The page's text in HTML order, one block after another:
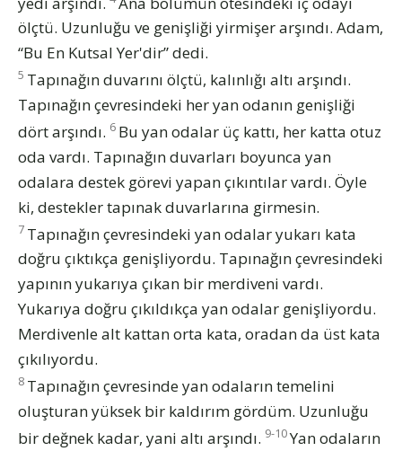
ölçtü. Uzunluğu ve genişliği yirmişer arşındı. Adam,
“Bu En Kutsal Yer'dir” dedi.
5 Tapınağın duvarını ölçtü, kalınlığı altı arşındı.
Tapınağın çevresindeki her yan odanın genişliği
dört arşındı. 6 Bu yan odalar üç kattı, her katta otuz
oda vardı. Tapınağın duvarları boyunca yan
odalara destek görevi yapan çıkıntılar vardı. Öyle
ki, destekler tapınak duvarlarına girmesin.
7 Tapınağın çevresindeki yan odalar yukarı kata
doğru çıktıkça genişliyordu. Tapınağın çevresindeki
yapının yukarıya çıkan bir merdiveni vardı.
Yukarıya doğru çıkıldıkça yan odalar genişliyordu.
Merdivenle alt kattan orta kata, oradan da üst kata
çıkılıyordu.
8 Tapınağın çevresinde yan odaların temelini
oluşturan yüksek bir kaldırım gördüm. Uzunluğu
bir değnek kadar, yani altı arşındı. 9-10Yan odaların